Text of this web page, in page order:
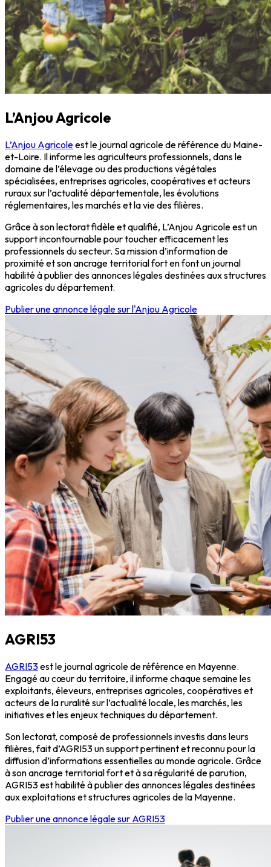
L’Anjou Agricole
L’Anjou Agricoleest le journal agricole de référence du Maine-
et-Loire. Il informeles agriculteurs professionnels, dans le
domaine de l’élevage ou des productions végétales
spécialisées, entreprises agricoles, coopératives et acteurs
ruraux sur l’actualité départementale, les évolutions
réglementaires, les marchés et la vie des filières.
Grâce à son lectorat fidèle et qualifié, L’Anjou Agricole est un
support incontournable pour toucher efficacement les
professionnels du secteur. Sa mission d’information de
proximité et son ancrage territorial fort en font un journal
habilité à publier des annonces légales destinées aux structures
agricoles du département.
Publier une annonce légale sur l'Anjou Agricole
AGRI53
AGRI53est le journal agricole de référence en Mayenne.
Engagé au cœur du territoire, il informe chaque semaine les
exploitants, éleveurs, entreprises agricoles, coopératives et
acteurs de la ruralité sur l’actualité locale, les marchés, les
initiatives et les enjeux techniques du département.
Son lectorat, composé de professionnels investis dans leurs
filières, fait d’AGRI53 un support pertinent et reconnu pour la
diffusion d’informations essentielles au monde agricole. Grâce
à son ancrage territorial fort et à sa régularité de parution,
AGRI53 est habilité à publier des annonces légales destinées
aux exploitations et structures agricoles de la Mayenne.
Publier une annonce légale sur AGRI53